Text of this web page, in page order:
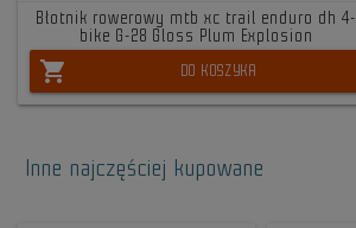
Błotnik rowerowy mtb xc trail enduro dh 4-
bike G-28 Gloss Plum Explosion
shopping_cart DO KOSZYKA
Inne najczęściej kupowane